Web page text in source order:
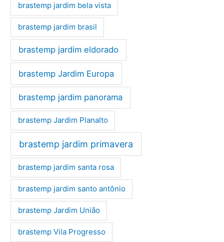
brastemp jardim bela vista
brastemp jardim brasil
brastemp jardim eldorado
brastemp Jardim Europa
brastemp jardim panorama
brastemp Jardim Planalto
brastemp jardim primavera
brastemp jardim santa rosa
brastemp jardim santo antônio
brastemp Jardim União
brastemp Vila Progresso